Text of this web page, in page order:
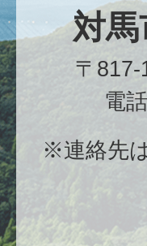
対
〒
電
※連絡先